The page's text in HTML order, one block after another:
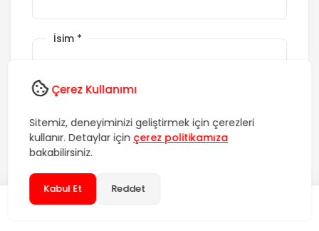
İsim *
E-posta*
Web Siteniz
Daha sonraki yorumlarımda kullanılması için adım, e-
posta adresim ve site adresim bu tarayıcıya
Çerez Kullanımı
Sitemiz, deneyiminizi geliştirmek için çerezleri
kullanır. Detaylar için çerez politikamıza
bakabilirsiniz.
Kabul Et Reddet